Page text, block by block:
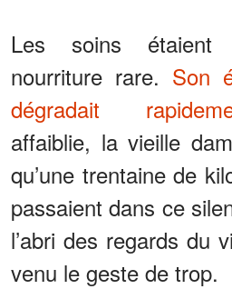
Les soins étaient
nourriture rare. Son
dégradait
affaiblie, la vieille
qu’une trentaine de
passaient dans ce
l’abri des regards du
venu le geste de trop.